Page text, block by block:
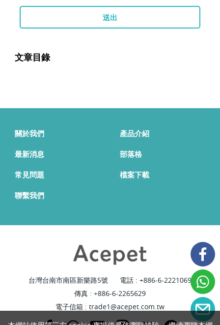
送出
文章目錄
關於我們 產品介紹
最新消息 部落格
常見問題 檔案下載
聯繫我們
台灣台南市南區新樂路5號 電話 : +886-6-2221069
傳真 : +886-6-2265629
電子信箱 : trade1@acepet.com.tw